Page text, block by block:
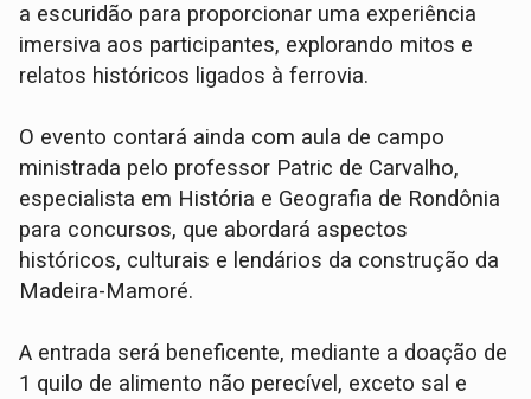
a escuridão para proporcionar uma experiência
imersiva aos participantes, explorando mitos e
relatos históricos ligados à ferrovia.
O evento contará ainda com aula de campo
ministrada pelo professor Patric de Carvalho,
especialista em História e Geografia de Rondônia
para concursos, que abordará aspectos
históricos, culturais e lendários da construção da
Madeira-Mamoré.
A entrada será beneficente, mediante a doação de
1 quilo de alimento não perecível, exceto sal e